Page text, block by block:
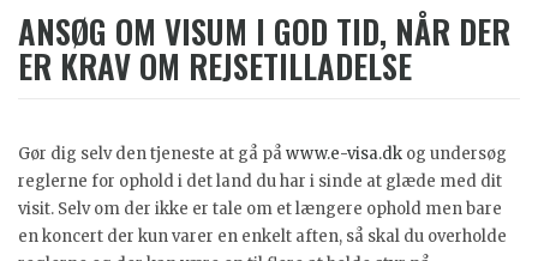
ANSØG OM VISUM I GOD TID, NÅR DER
ER KRAV OM REJSETILLADELSE
Gør dig selv den tjeneste at gå påwww.e-visa.dk og undersøg
reglerne for ophold i det land du har i sinde at glæde med dit
visit. Selv om der ikke er tale om et længere ophold men bare
en koncert der kun varer en enkelt aften, så skal du overholde